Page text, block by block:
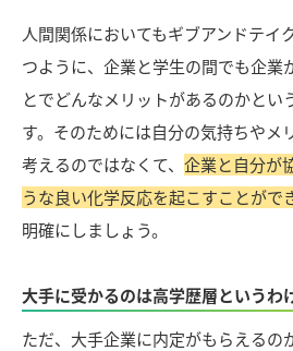
人間関係においてもギブアンドテイ
つように、企業と学生の間でも企業
とでどんなメリットがあるのかとい
す。そのためには自分の気持ちやメ
考えるのではなくて、 企業と自分が
うな良い化学反応を起こすことがで
明確にしましょう。
大手に受かるのは高学歴層というわ
ただ、大手企業に内定がもらえるの